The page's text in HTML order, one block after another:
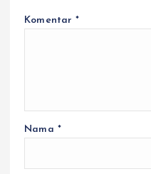
Komentar*
Nama *